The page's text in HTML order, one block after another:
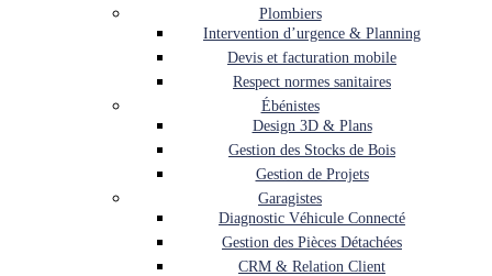
Plombiers
Intervention d’urgence & Planning
Devis et facturation mobile
Respect normes sanitaires
Ébénistes
Design 3D & Plans
Gestion des Stocks de Bois
Gestion de Projets
Garagistes
Diagnostic Véhicule Connecté
Gestion des Pièces Détachées
CRM & Relation Client